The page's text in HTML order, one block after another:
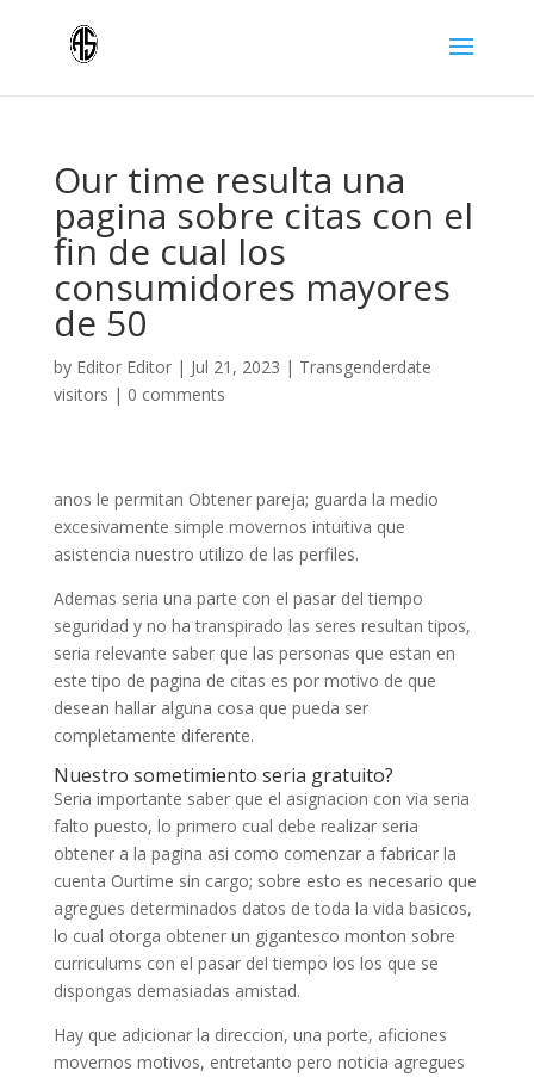
Our time resulta una
pagina sobre citas con el
fin de cual los
consumidores mayores
de 50
by Editor Editor| Jul 21, 2023 | Transgenderdate
visitors | 0 comments
anos le permitan Obtener pareja; guarda la medio
excesivamente simple movernos intuitiva que
asistencia nuestro utilizo de las perfiles.
Ademas seri­a una parte con el pasar del tiempo
seguridad y no ha transpirado las seres resultan tipos,
seri­a relevante saber que las personas que estan en
este tipo de pagina de citas es por motivo de que
desean hallar alguna cosa que pueda ser
completamente diferente.
Nuestro sometimiento seri­a gratuito?
Seri­a importante saber que el asignacion con vi­a seri­a
falto puesto, lo primero cual debe realizar seri­a
obtener a la pagina asi­ como comenzar a fabricar la
cuenta Ourtime sin cargo; sobre esto es necesario que
agregues determinados datos de toda la vida basicos,
lo cual otorga obtener un gigantesco monton sobre
curriculums con el pasar del tiempo los los que se
dispongas demasiadas amistad.
Hay que adicionar la direccion, una porte, aficiones
movernos motivos, entretanto pero noticia agregues